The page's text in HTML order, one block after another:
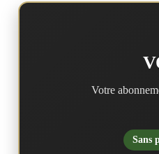
Votre
Sans